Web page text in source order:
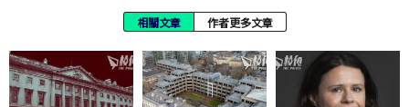
相關文章 作者更多文章